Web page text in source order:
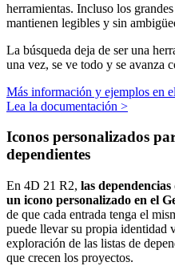
herramientas. Incluso los
mantienen legibles y sin
La búsqueda deja de ser una
una vez, se ve todo y se avanza
Más información y ejemplos en
Lea la documentación >
Iconos personalizados
dependientes
En 4D 21 R2, las
un icono personalizado en el
de que cada entrada tenga el
puede llevar su propia identidad
exploración de las listas de
que crecen los proyectos.